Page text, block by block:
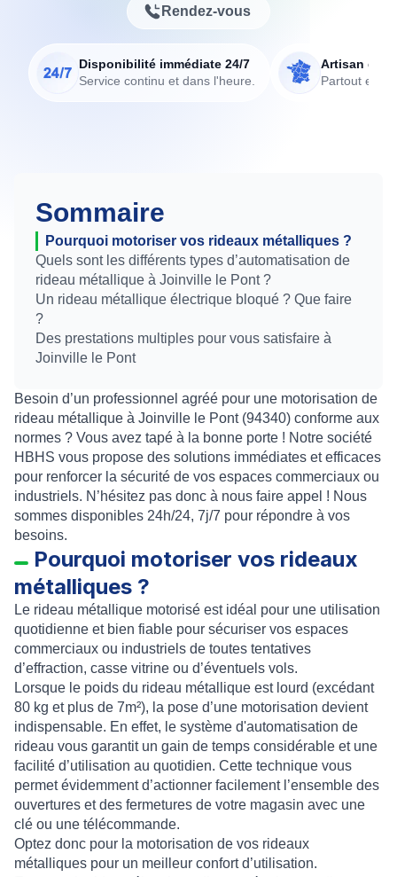
Rendez-vous
Disponibilité immédiate 24/7
Service continu et dans l'heure.
Artisan de
Partout en
Sommaire
Pourquoi motoriser vos rideaux métalliques ?
Quels sont les différents types d’automatisation de
rideau métallique à Joinville le Pont ?
Un rideau métallique électrique bloqué ? Que faire
?
Des prestations multiples pour vous satisfaire à
Joinville le Pont
Besoin d’un professionnel agréé pour une motorisation de
rideau métallique à Joinville le Pont (94340) conforme aux
normes ? Vous avez tapé à la bonne porte ! Notre société
HBHS vous propose des solutions immédiates et efficaces
pour renforcer la sécurité de vos espaces commerciaux ou
industriels. N’hésitez pas donc à nous faire appel ! Nous
sommes disponibles 24h/24, 7j/7 pour répondre à vos
besoins.
Pourquoi motoriser vos rideaux
métalliques ?
Le rideau métallique motorisé est idéal pour une utilisation
quotidienne et bien fiable pour sécuriser vos espaces
commerciaux ou industriels de toutes tentatives
d’effraction, casse vitrine ou d’éventuels vols.
Lorsque le poids du rideau métallique est lourd (excédant
80 kg et plus de 7m²), la pose d’une motorisation devient
indispensable. En effet, le système d'automatisation de
rideau vous garantit un gain de temps considérable et une
facilité d’utilisation au quotidien. Cette technique vous
permet évidemment d’actionner facilement l’ensemble des
ouvertures et des fermetures de votre magasin avec une
clé ou une télécommande.
Optez donc pour la motorisation de vos rideaux
métalliques pour un meilleur confort d’utilisation.